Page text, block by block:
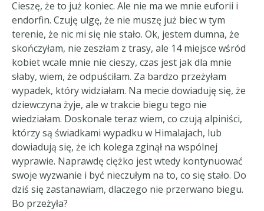
Cieszę, że to już koniec. Ale nie ma we mnie euforii i
endorfin. Czuję ulgę, że nie muszę już biec w tym
terenie, że nic mi się nie stało. Ok, jestem dumna, że
skończyłam, nie zeszłam z trasy, ale 14 miejsce wśród
kobiet wcale mnie nie cieszy, czas jest jak dla mnie
słaby, wiem, że odpuściłam. Za bardzo przeżyłam
wypadek, który widziałam. Na mecie dowiaduję się, że
dziewczyna żyje, ale w trakcie biegu tego nie
wiedziałam. Doskonale teraz wiem, co czują alpiniści,
którzy są świadkami wypadku w Himalajach, lub
dowiadują się, że ich kolega zginął na wspólnej
wyprawie. Naprawdę ciężko jest wtedy kontynuować
swoje wyzwanie i być nieczułym na to, co się stało. Do
dziś się zastanawiam, dlaczego nie przerwano biegu.
Bo przeżyła?